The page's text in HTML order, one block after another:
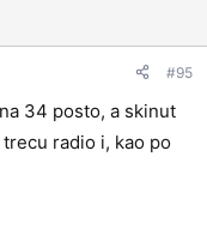
#95
34 posto, a skinut
radio i, kao po